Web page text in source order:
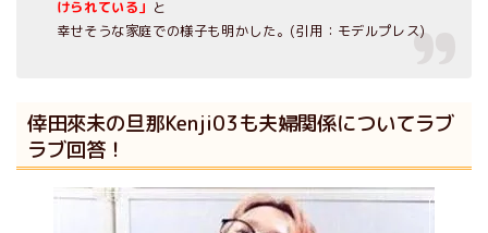
けられている」 と
幸せそうな家庭での様子も明かした。(引用：モデルプレス)
倖田來未の旦那Kenji03も夫婦関係についてラブ
ラブ回答！